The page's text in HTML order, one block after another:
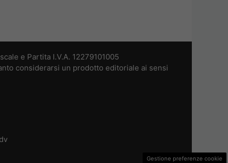
e Partita I.V.A. 12279101005
considerarsi un prodotto editoriale ai sensi
Gestione preferenze cookie